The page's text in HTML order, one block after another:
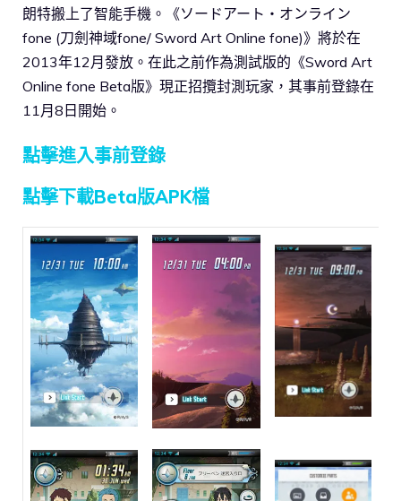
朗特搬上了智能手機。《ソードアート・オンライン
fone (刀劍神域fone/ Sword Art Online fone)》將於在
2013年12月發放。在此之前作為測試版的《Sword Art
Online fone Beta版》現正招攬封測玩家，其事前登錄在
11月8日開始。
點擊進入事前登錄
點擊下載Beta版APK檔